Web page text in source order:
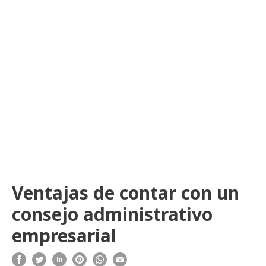
Ventajas de contar con un
consejo administrativo
empresarial